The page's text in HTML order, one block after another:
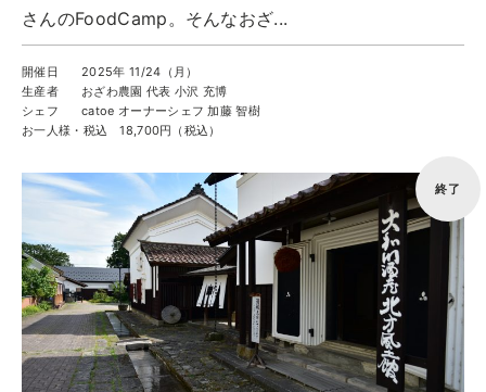
お問合せ
BUSINESS
法人・自治体様向け
トップ
お問合せ
さんのFoodCamp。そんなおざ...
開催日
2025年 11/24（月）
生産者
おざわ農園 代表 小沢 充博
シェフ
catoe オーナーシェフ 加藤 智樹
お一人様・税込
18,700円（税込）
終了